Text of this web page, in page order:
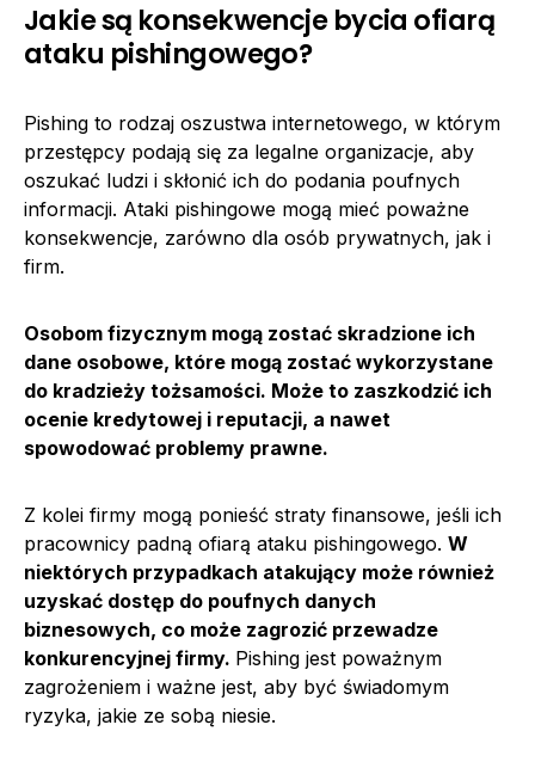
Jakie są konsekwencje bycia ofiarą
ataku pishingowego?
Pishing to rodzaj oszustwa internetowego, w którym
przestępcy podają się za legalne organizacje, aby
oszukać ludzi i skłonić ich do podania poufnych
informacji. Ataki pishingowe mogą mieć poważne
konsekwencje, zarówno dla osób prywatnych, jak i
firm.
Osobom fizycznym mogą zostać skradzione ich
dane osobowe, które mogą zostać wykorzystane
do kradzieży tożsamości. Może to zaszkodzić ich
ocenie kredytowej i reputacji, a nawet
spowodować problemy prawne.
Z kolei firmy mogą ponieść straty finansowe, jeśli ich
pracownicy padną ofiarą ataku pishingowego. W
niektórych przypadkach atakujący może również
uzyskać dostęp do poufnych danych
biznesowych, co może zagrozić przewadze
konkurencyjnej firmy. Pishing jest poważnym
zagrożeniem i ważne jest, aby być świadomym
ryzyka, jakie ze sobą niesie.